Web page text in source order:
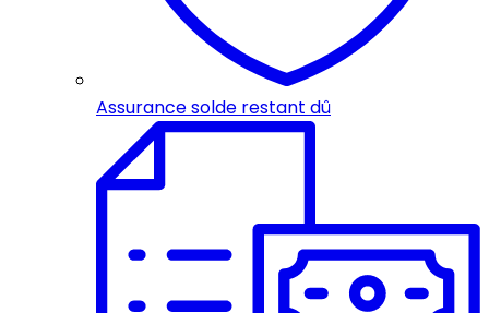
Assurance solde restant dû